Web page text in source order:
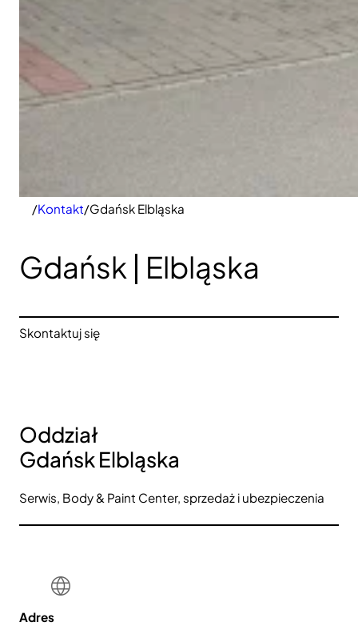
/Kontakt/Gdańsk Elbląska
Gdańsk | Elbląska
Skontaktuj się
Oddział
Gdańsk Elbląska
Serwis, Body & Paint Center, sprzedaż i ubezpieczenia
Adres